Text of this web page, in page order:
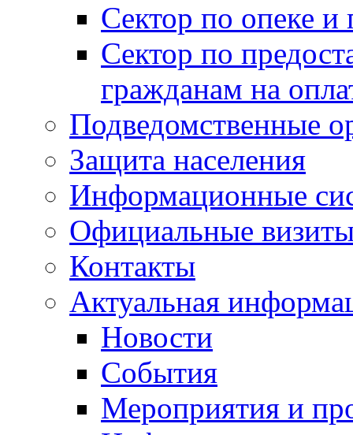
Сектор по опеке и
Сектор по
гражданам на
Подведомственные
Защита населения
Информационные
Официальные
Контакты
Актуальная
Новости
События
Мероприятия и